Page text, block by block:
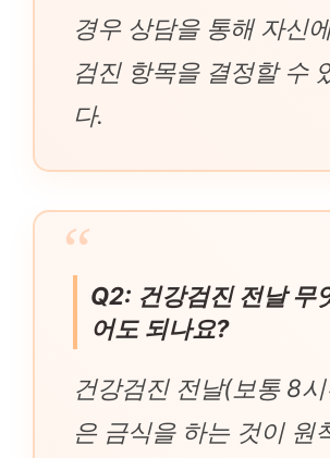
경우 상담을 통해 자신
검진 항목을 결정할 수
다.
Q2: 건강검진 전날 무
어도 되나요?
건강검진 전날(보통 8
은 금식을 하는 것이 원